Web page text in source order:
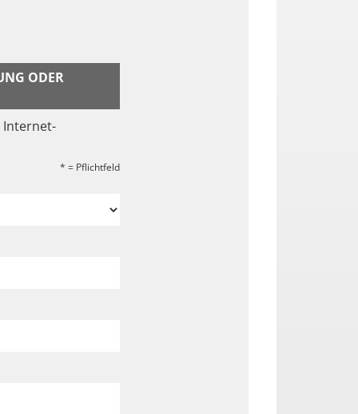
ODER
Internet-
* = Pflichtfeld